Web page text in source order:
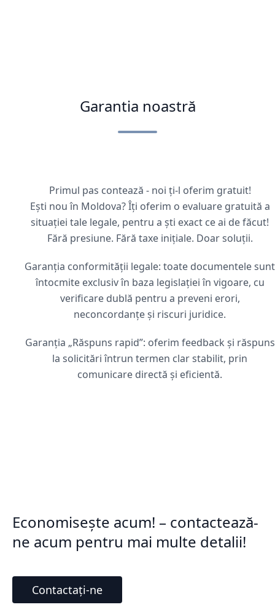
Garantia noastră
Primul pas contează - noi ți-l oferim gratuit!
Ești nou în Moldova? Îți oferim o evaluare gratuită a
situației tale legale, pentru a ști exact ce ai de făcut!
Fără presiune. Fără taxe inițiale. Doar soluții.
Garanția conformității legale: toate documentele sunt
întocmite exclusiv în baza legislației în vigoare, cu
verificare dublă pentru a preveni erori,
neconcordanțe și riscuri juridice.
Garanția „Răspuns rapid”: oferim feedback și răspuns
la solicitări întrun termen clar stabilit, prin
comunicare directă și eficientă.
Economisește acum! – contactează-
ne acum pentru mai multe detalii!
Contactați-ne